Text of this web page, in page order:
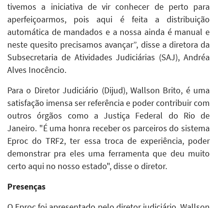
tivemos a iniciativa de vir conhecer de perto para
aperfeiçoarmos, pois aqui é feita a distribuição
automática de mandados e a nossa ainda é manual e
neste quesito precisamos avançar”, disse a diretora da
Subsecretaria de Atividades Judiciárias (SAJ), Andréa
Alves Inocêncio.
Para o Diretor Judiciário (Dijud), Wallson Brito, é uma
satisfação imensa ser referência e poder contribuir com
outros órgãos como a Justiça Federal do Rio de
Janeiro. "É uma honra receber os parceiros do sistema
Eproc do TRF2, ter essa troca de experiência, poder
demonstrar pra eles uma ferramenta que deu muito
certo aqui no nosso estado", disse o diretor.
Presenças